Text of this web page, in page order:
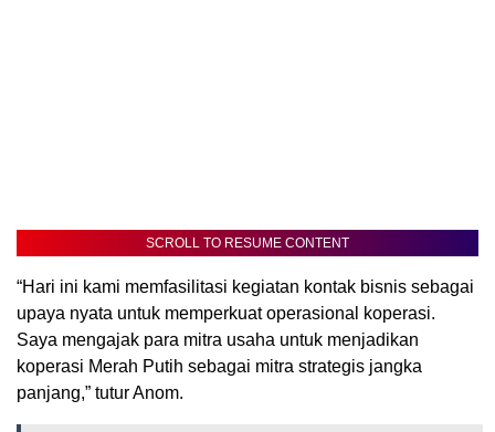
SCROLL TO RESUME CONTENT
“Hari ini kami memfasilitasi kegiatan kontak bisnis sebagai
upaya nyata untuk memperkuat operasional koperasi.
Saya mengajak para mitra usaha untuk menjadikan
koperasi Merah Putih sebagai mitra strategis jangka
panjang,” tutur Anom.